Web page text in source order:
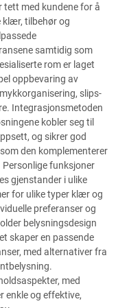
tett med kundene for å
klær, tilbehør og
samtidig som
rom er laget
oppbevaring av
slips-
Integrasjonsmetoden
kobler seg til
og sikrer god
den komplementerer
funksjoner
gjenstander i ulike
for ulike typer klær og
preferanser og
belysningsdesign
skaper en passende
med alternativer fra
med
enkle og effektive,